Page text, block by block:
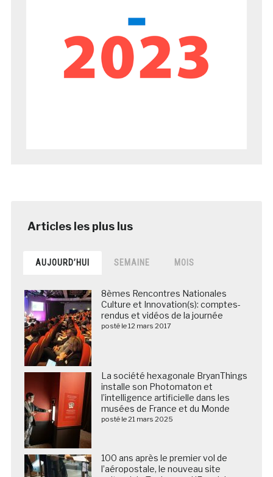
AUJOURD’HUI SEMAINE MOIS
8èmes Rencontres Nationales
Culture et Innovation(s): comptes-
rendus et vidéos de la journée
posté le 12 mars 2017
La société hexagonale BryanThings
installe son Photomaton et
l’intelligence artificielle dans les
musées de France et du Monde
posté le 21 mars 2025
100 ans après le premier vol de
l’aéropostale, le nouveau site